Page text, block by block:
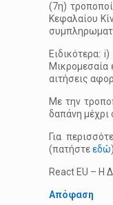
(7η)
Κεφαλαίου
Ειδικότερα:
Μικρομεσαία
αιτήσεις
Με την
δαπάνη μέχρι
Για
(πατήστεεδώ
React EU – Η
Απόφαση